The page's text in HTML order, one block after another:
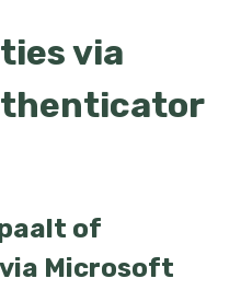
via
of
Microsoft